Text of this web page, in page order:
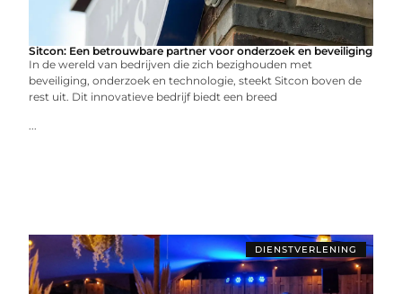
Sitcon: Een betrouwbare partner voor onderzoek en beveiliging
In de wereld van bedrijven die zich bezighouden met
beveiliging, onderzoek en technologie, steekt Sitcon boven de
rest uit. Dit innovatieve bedrijf biedt een breed
...
DIENSTVERLENING